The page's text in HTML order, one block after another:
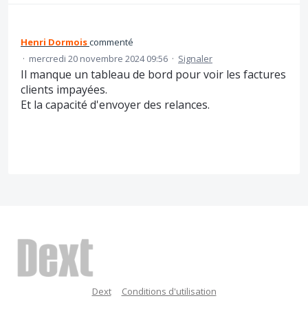
Henri Dormoiscommenté
· mercredi 20 novembre 2024 09:56 · Signaler
Il manque un tableau de bord pour voir les factures
clients impayées.
Et la capacité d'envoyer des relances.
Dext Conditions d'utilisation